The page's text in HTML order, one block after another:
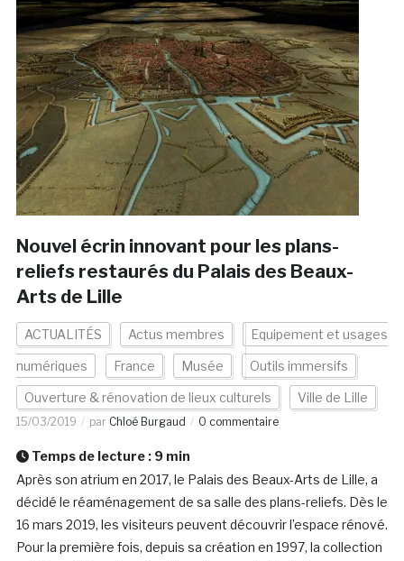
Nouvel écrin innovant pour les plans-
reliefs restaurés du Palais des Beaux-
Arts de Lille
ACTUALITÉS Actus membres Equipement et usages
numériques France Musée Outils immersifs
Ouverture & rénovation de lieux culturels Ville de Lille
15/03/2019 par Chloé Burgaud 0 commentaire
Temps de lecture : 9 min
Après son atrium en 2017, le Palais des Beaux-Arts de Lille, a
décidé le réaménagement de sa salle des plans-reliefs. Dès le
16 mars 2019, les visiteurs peuvent découvrir l’espace rénové.
Pour la première fois, depuis sa création en 1997, la collection